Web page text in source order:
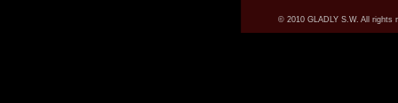
© 2010 GLADLY S.W. All